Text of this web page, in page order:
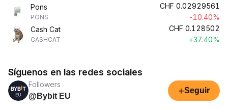
Pons
PONS
CHF 0.02929561
-10.40%
Cash Cat
CASHCAT
CHF 0.128502
+37.40%
Síguenos en las redes sociales
Followers
@Bybit EU
+Seguir